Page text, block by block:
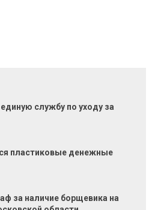
службу по уходу за
пластиковые денежные
за наличие борщевика на